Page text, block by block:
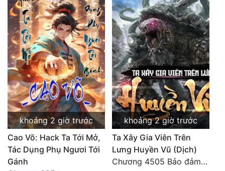
khoảng 2 giờ trước
Cao Võ: Hack Ta Tới Mở,
Tác Dụng Phụ Ngươi Tới
Gánh
khoảng 2 giờ trước
Ta Xây Gia Viên Trên
Lưng Huyền Vũ (Dịch)
Chương 4505 Bảo đảm nhất.